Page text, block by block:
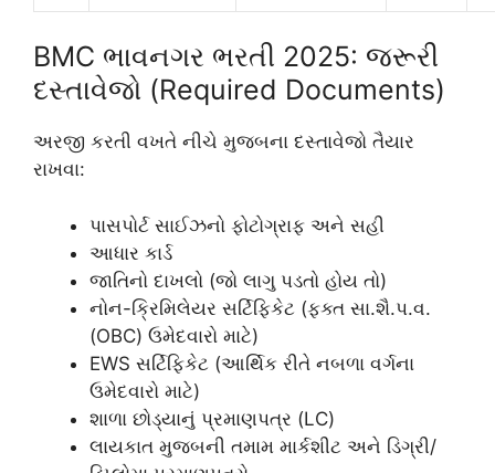
BMC ભાવનગર ભરતી 2025: જરૂરી
દસ્તાવેજો (Required Documents)
અરજી કરતી વખતે નીચે મુજબના દસ્તાવેજો તૈયાર
રાખવા:
પાસપોર્ટ સાઈઝનો ફોટોગ્રાફ અને સહી
આધાર કાર્ડ
જાતિનો દાખલો (જો લાગુ પડતો હોય તો)
નોન-ક્રિમિલેયર સર્ટિફિકેટ (ફક્ત સા.શૈ.પ.વ.
(OBC) ઉમેદવારો માટે)
EWS સર્ટિફિકેટ (આર્થિક રીતે નબળા વર્ગના
ઉમેદવારો માટે)
શાળા છોડ્યાનું પ્રમાણપત્ર (LC)
લાયકાત મુજબની તમામ માર્કશીટ અને ડિગ્રી/